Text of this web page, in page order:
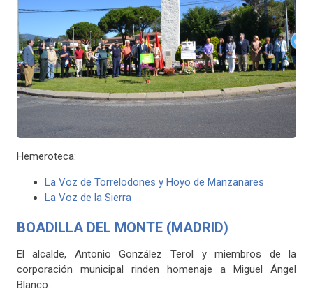
Hemeroteca:
La Voz de Torrelodones y Hoyo de Manzanares
La Voz de la Sierra
BOADILLA DEL MONTE (MADRID)
El alcalde, Antonio González Terol y miembros de la
corporación municipal rinden homenaje a Miguel Ángel
Blanco.